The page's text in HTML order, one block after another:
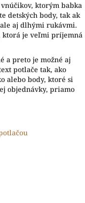
ktorým babka
detských body, tak ak
aj dlhými rukávmi.
ktorá je veľmi príjemná
a preto je možné aj
potlače tak, ako
alebo body, ktoré si
objednávky, priamo